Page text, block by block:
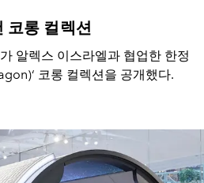
코롱 컬렉션
알렉스 이스라엘과 협업한 한정
코롱 컬렉션을 공개했다.